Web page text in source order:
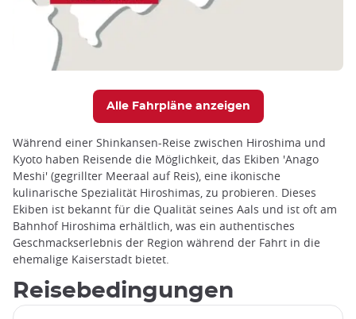
Alle Fahrpläne anzeigen
Während einer Shinkansen-Reise zwischen Hiroshima und
Kyoto haben Reisende die Möglichkeit, das Ekiben 'Anago
Meshi' (gegrillter Meeraal auf Reis), eine ikonische
kulinarische Spezialität Hiroshimas, zu probieren. Dieses
Ekiben ist bekannt für die Qualität seines Aals und ist oft am
Bahnhof Hiroshima erhältlich, was ein authentisches
Geschmackserlebnis der Region während der Fahrt in die
ehemalige Kaiserstadt bietet.
Reisebedingungen